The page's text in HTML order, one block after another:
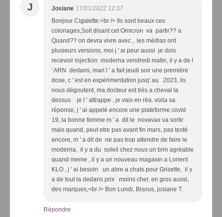
J Josiane 17/01/2022 12:37
Bonjour Cigalette.<br /> Ils sont beaux ces
coloriages,Soit disant cet Omicron va partir?? a
Quand?? on devra vivre avec , les médias ont
plusieurs versions, moi j ' ai peur aussi je dois
recevoir injection moderna vendredi matin, il y a de l
' ARN dedans, mari l ' a fait jeudi soir une première
dose, c ' est en expérimentation jusq' au 2023, ils
nous dégoutent, ma docteur est très a cheval la
dessus je l ' attrappe , je vais en réa. voila sa
réponse, j ' ai appelé encore une plateforme covid
19, la bonne femme m ' a dit le novavax va sortir
mais quand, peut etre pas avant fin mars, pas testé
encore, m ' a dit de ne pas trop attendre de faire le
moderna, il y a du soleil chez nous un brin agréable
quand meme , il y a un nouveau magasin a Lorient
KLO , j ' ai besoin un abre a chats pour Grisette, il y
a de tout la dedans prix moins cher, en gros aussi,
des marques,<br /> Bon Lundi, Bisous, josiane T.
Répondre